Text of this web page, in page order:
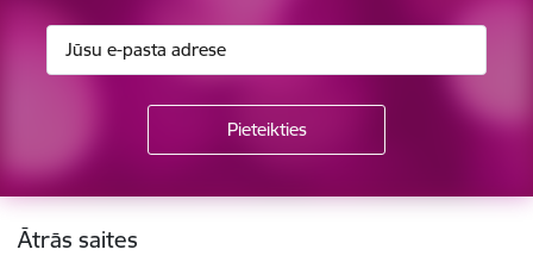
Kājene
Ātrās saites